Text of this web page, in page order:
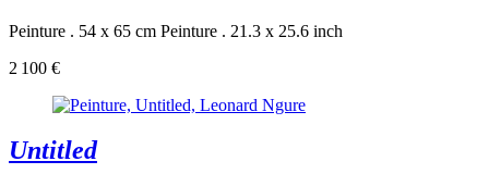
Peinture . 54 x 65 cm Peinture . 21.3 x 25.6 inch
2 100 €
Untitled